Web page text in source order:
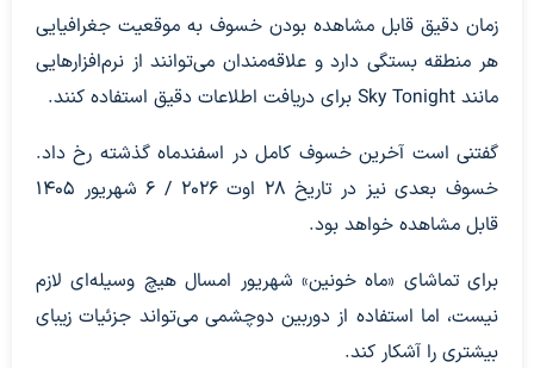
زمان دقیق قابل مشاهده بودن خسوف به موقعیت جغرافیایی
هر منطقه بستگی دارد و علاقه‌مندان می‌توانند از نرم‌افزارهایی
مانند Sky Tonight برای دریافت اطلاعات دقیق استفاده کنند.
گفتنی است آخرین خسوف کامل در اسفندماه گذشته رخ داد.
خسوف بعدی نیز در تاریخ ۲۸ اوت ۲۰۲۶ / ۶ شهریور ۱۴۰۵
قابل مشاهده خواهد بود.
برای تماشای «ماه خونین» شهریور امسال هیچ وسیله‌ای لازم
نیست، اما استفاده از دوربین دوچشمی می‌تواند جزئیات زیبای
بیشتری را آشکار کند.